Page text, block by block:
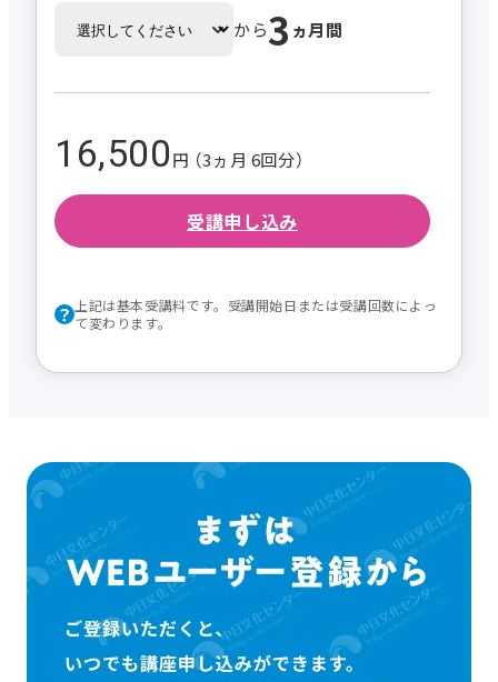
から3 ヵ月間
16,500円 （3ヵ月 6回分）
受講申し込み
上記は基本受講料です。受講開始日または受講回数によっ
て変わります。